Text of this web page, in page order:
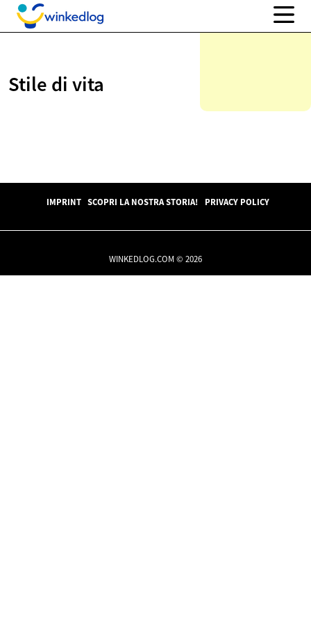
Stile di vita
IMPRINT SCOPRI LA NOSTRA STORIA! PRIVACY POLICY
WINKEDLOG.COM © 2026